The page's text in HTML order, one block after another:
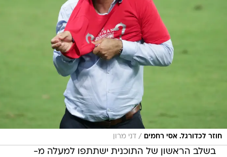
חוזר לכדורגל. אסי רחמים / דני מרון
בשלב הראשון של התוכנית ישתתפו למעלה מ-